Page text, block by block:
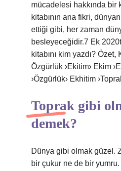
mücadelesi hakkında bir
kitabının ana fikri,
ettiği gibi, her zaman
besleyeceğidir.7 Ek
kitabını kim yazdı?
Özgürlük ›Ekitim› Ekim
›Özgürlük› Ekhitim
Toprak gibi
demek?
Dünya gibi olmak güzel.
bir çukur ne de bir